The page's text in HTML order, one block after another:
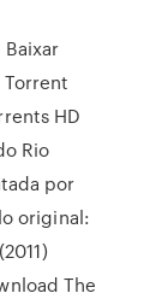
Torrent
HD
Rio
por
original:
The